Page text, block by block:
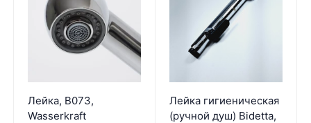
Лейка, B073,
Wasserkraft
Лейка гигиеническая
(ручной душ) Bidetta,